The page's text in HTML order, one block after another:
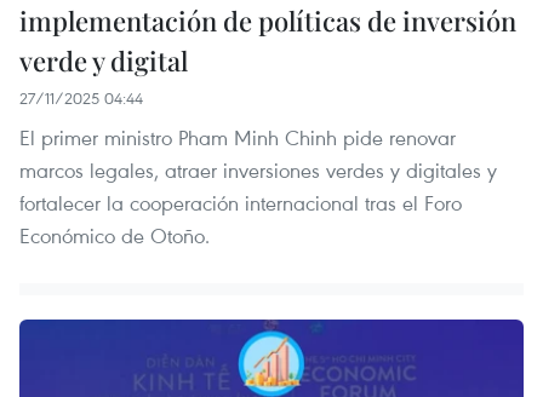
implementación de políticas de inversión
verde y digital
27/11/2025 04:44
El primer ministro Pham Minh Chinh pide renovar
marcos legales, atraer inversiones verdes y digitales y
fortalecer la cooperación internacional tras el Foro
Económico de Otoño.